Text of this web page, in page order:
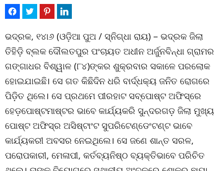
ଭଦ୍ରକ, ୧୪ା୬ (ଓଡ଼ିଆ ପୁଅ / ସ୍ନିଗ୍ଧା ରାୟ) – ଭଦ୍ରକ ଜିଲା
ତିହିଡ଼ି ବ୍ଲକ ଦୌଲତପୁର ପଂଚାୟତ ଅଧୀନ ଅର୍ଜୁନବିନ୍ଧା ଗ୍ରାମର
ଗଙ୍ଗାଧର ବିଶ୍ୱାଳ (୮୪)ଙ୍କର ଶୁକ୍ରବାର ସକାଳେ ପରଲୋକ
ହୋଇଯାଇଛି। ସେ ଗତ କିଛିଦିନ ଧରି ବାର୍ଦ୍ଧକ୍ୟ ଜନିତ ରୋଗରେ
ପିଡ଼ିତ ଥିଲେ। ସେ ପ୍ରଥମେ ପୀରହାଟ ସବ୍‌ପୋଷ୍ଟ ଅଫିସ୍‌ରେ
ହେଡ଼ପୋଷ୍ଟମାଷ୍ଟର ଭାବେ କାର୍ଯ୍ୟକରି ସୁନ୍ଦରଗଡ଼ ଜିଲା ମୁଖ୍ୟ
ପୋଷ୍ଟ ଅଫିସ୍‌ର ଅସିଷ୍ଟାଂଟ ସୁପରିଟେଣ୍ଡେଂଟଣ୍ଟ ଭାବେ
କାର୍ଯ୍ୟକରୀ ଅବସର ନେଇଥିଲେ। ସେ ଜଣେ ଶାନ୍ତ ସରଳ,
ପରୋପକାରୀ, ମେଳାପୀ, କର୍ତବ୍ୟନିଷ୍ଠ ବ୍ୟକ୍ତିଭାବେ ପରିଚିତ